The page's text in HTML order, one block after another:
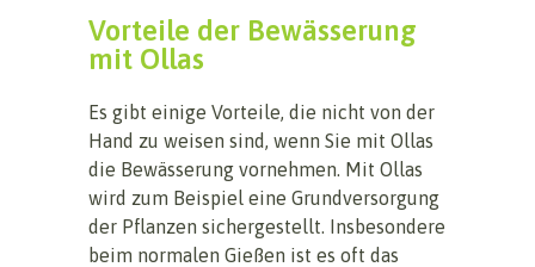
Vorteile der Bewässerung
mit Ollas
Es gibt einige Vorteile, die nicht von der
Hand zu weisen sind, wenn Sie mit Ollas
die Bewässerung vornehmen. Mit Ollas
wird zum Beispiel eine Grundversorgung
der Pflanzen sichergestellt. Insbesondere
beim normalen Gießen ist es oft das